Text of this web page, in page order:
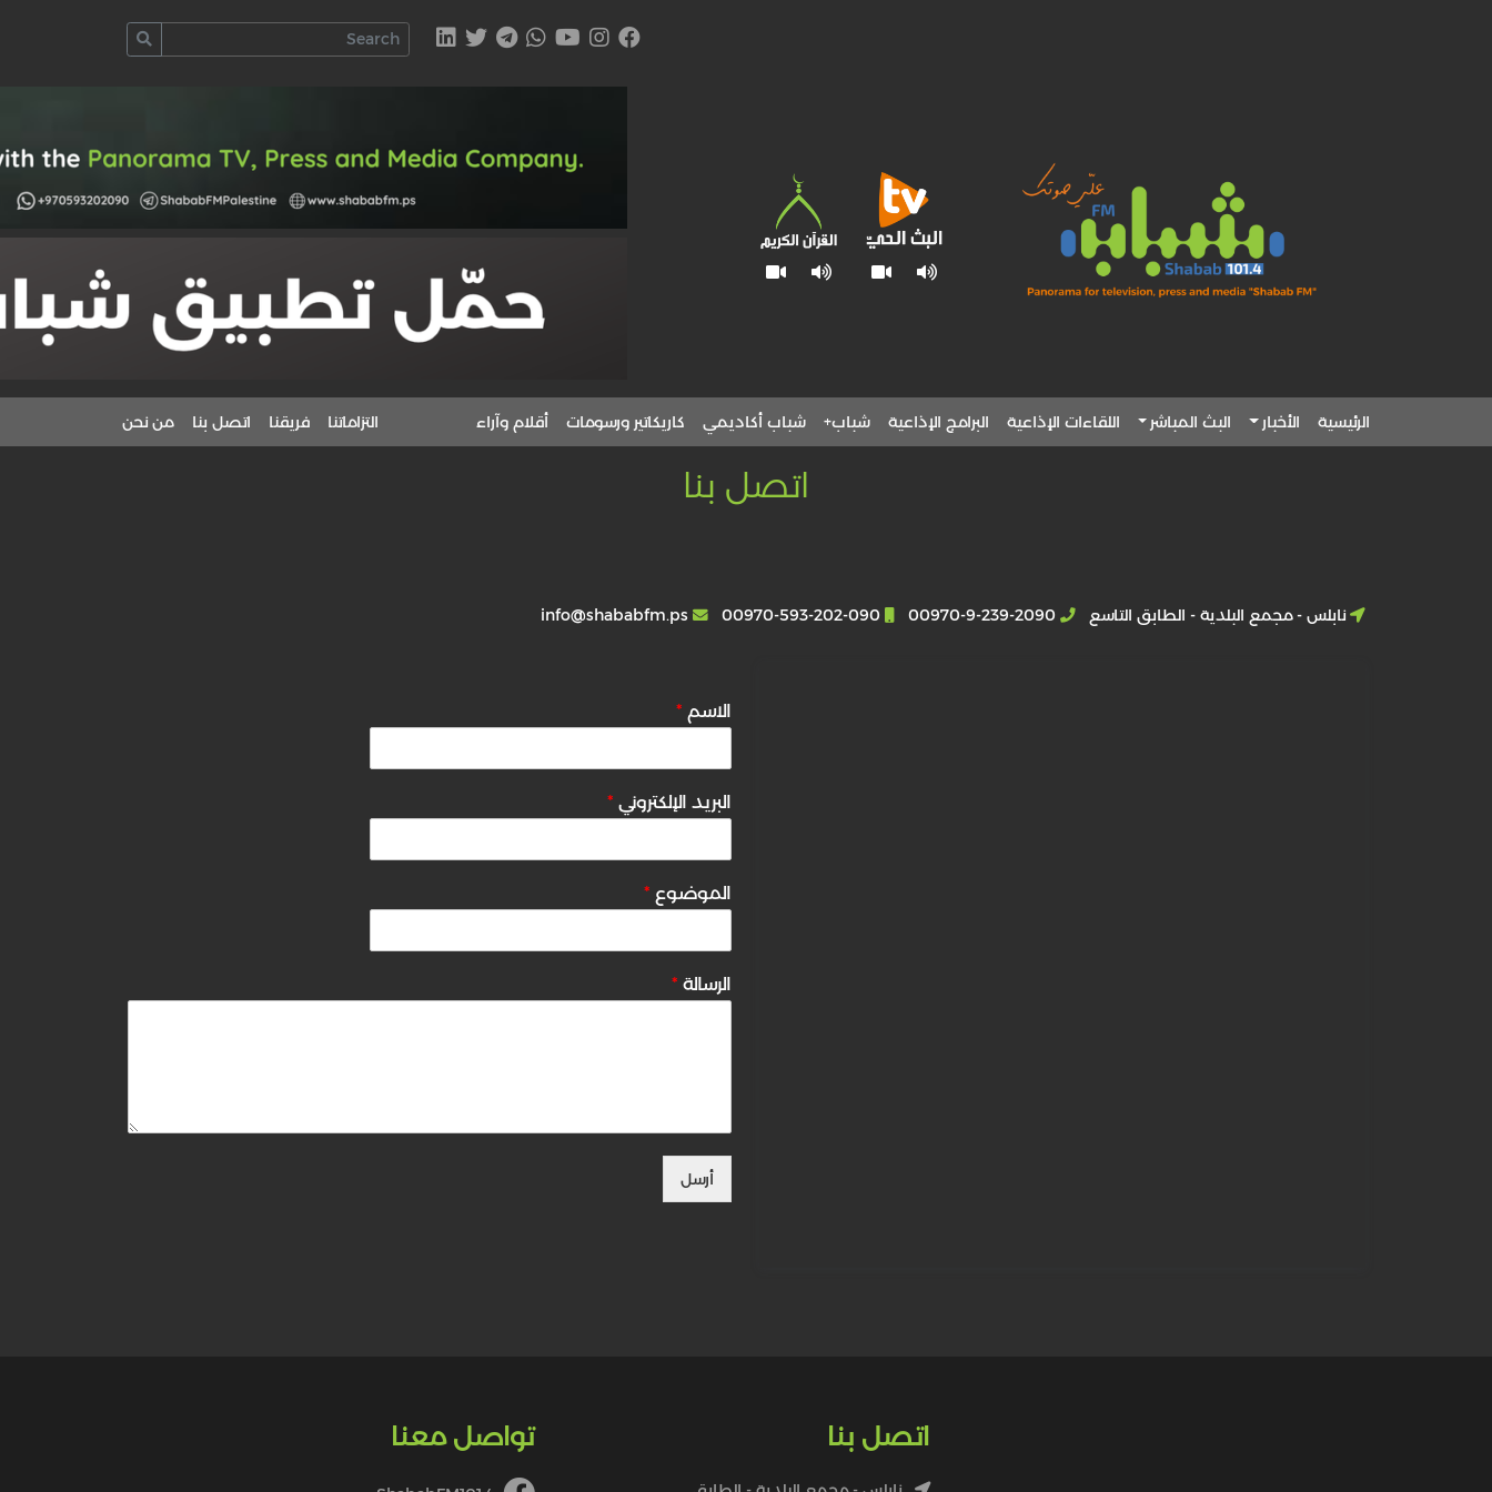
الرئيسية الأخبار البث المباشر اللقاءات الإذاعية البرامج الإذاعية شباب+ شباب أكاديمي كاريكاتير ورسومات أقلام وآراء التزاماتنا فريقنا اتصل بنا من نحن
اتصل بنا
نابلس - مجمع البلدية - الطابق التاسع 00970-9-239-2090
00970-593-202-090
info@shababfm.ps
الاسم *
البريد الإلكتروني *
الموضوع *
الرسالة *
أرسل
اتصل بنا تواصل معنا